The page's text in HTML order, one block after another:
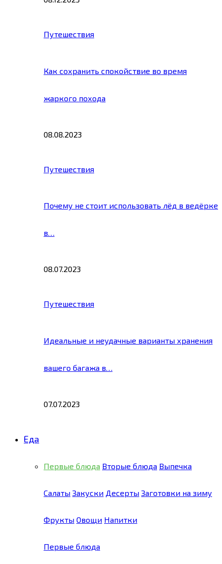
Путешествия
Как сохранить спокойствие во время
жаркого похода
08.08.2023
Путешествия
Почему не стоит использовать лёд в ведёрке
в…
08.07.2023
Путешествия
Идеальные и неудачные варианты хранения
вашего багажа в…
07.07.2023
Еда
Первые блюда Вторые блюда Выпечка
Салаты Закуски Десерты Заготовки на зиму
Фрукты Овощи Напитки
Первые блюда